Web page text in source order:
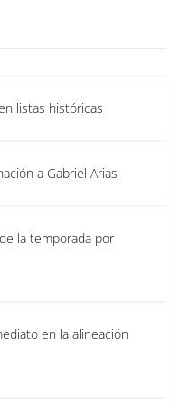
listas históricas
a Gabriel Arias
la temporada por
en la alineación